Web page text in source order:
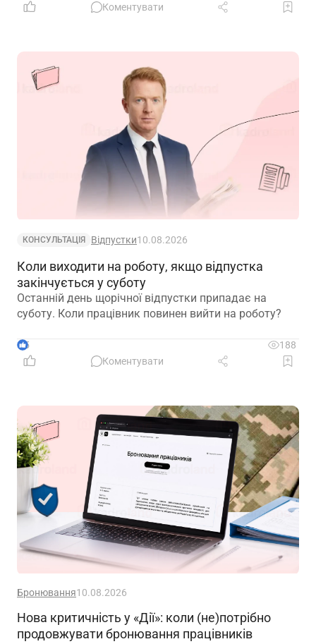
Коментувати
КОНСУЛЬТАЦІЯ Відпустки10.08.2026
Коли виходити на роботу, якщо відпустка
закінчується у суботу
Останній день щорічної відпустки припадає на
суботу. Коли працівник повинен вийти на роботу?
5
188
Коментувати
Бронювання10.08.2026
Нова критичність у «Дії»: коли (не)потрібно
продовжувати бронювання працівників